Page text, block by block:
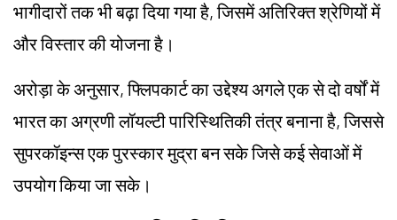
भागीदारों तक भी बढ़ा दिया गया है, जिसमें अतिरिक्त श्रेणियों में
और विस्तार की योजना है।
अरोड़ा के अनुसार, फ्लिपकार्ट का उद्देश्य अगले एक से दो वर्षों में
भारत का अग्रणी लॉयल्टी पारिस्थितिकी तंत्र बनाना है, जिससे
सुपरकॉइन्स एक पुरस्कार मुद्रा बन सके जिसे कई सेवाओं में
उपयोग किया जा सके।